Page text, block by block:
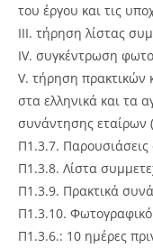
του έργου και τις
III. τήρηση λίστας
IV. συγκέντρωση
V. τήρηση πρακτικών
στα ελληνικά και τα
συνάντησης εταίρων
Π1.3.7. Παρουσιάσεις
Π1.3.8. Λίστα
Π1.3.9. Πρακτικά
Π1.3.10.
Π1.3.6.: 10 ημέρες